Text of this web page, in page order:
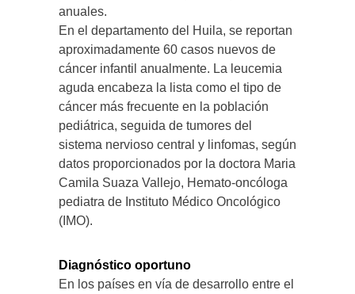
anuales.
En el departamento del Huila, se reportan
aproximadamente 60 casos nuevos de
cáncer infantil anualmente. La leucemia
aguda encabeza la lista como el tipo de
cáncer más frecuente en la población
pediátrica, seguida de tumores del
sistema nervioso central y linfomas, según
datos proporcionados por la doctora Maria
Camila Suaza Vallejo, Hemato-oncóloga
pediatra de Instituto Médico Oncológico
(IMO).
Diagnóstico oportuno
En los países en vía de desarrollo entre el